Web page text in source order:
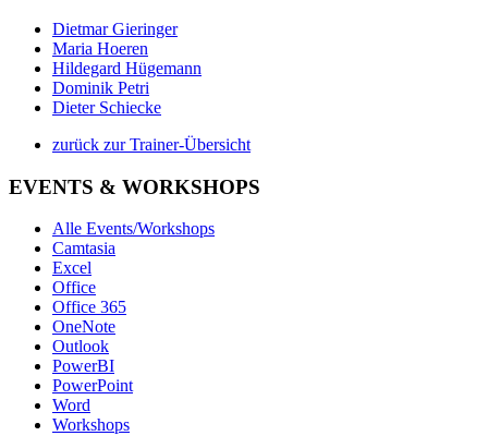
Dietmar Gieringer
Maria Hoeren
Hildegard Hügemann
Dominik Petri
Dieter Schiecke
zurück zur Trainer-Übersicht
EVENTS & WORKSHOPS
Alle Events/Workshops
Camtasia
Excel
Office
Office 365
OneNote
Outlook
PowerBI
PowerPoint
Word
Workshops